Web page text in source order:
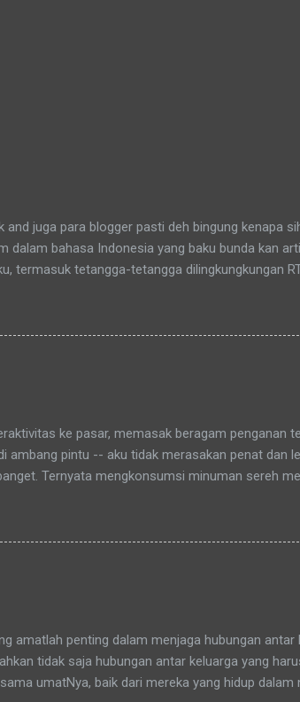
juga para blogger pasti deh bingung kenapa
dalam bahasa Indonesia yang baku bunda kan
termasuk tetangga-tetangga dilingkungkungan
Residence. Para ojeckers (yang udah kenal
cerita yang khusus kenapa akhirnya semua yang
sampai Pak RT dilingkungan pun terkadang
ke pasar, memasak beragam penganan
ambang pintu -- aku tidak merasakan penat dan
Ternyata mengkonsumsi minuman sereh
amatlah penting dalam menjaga hubungan
tidak saja hubungan antar keluarga yang
umatNya, baik dari mereka yang hidup dalam